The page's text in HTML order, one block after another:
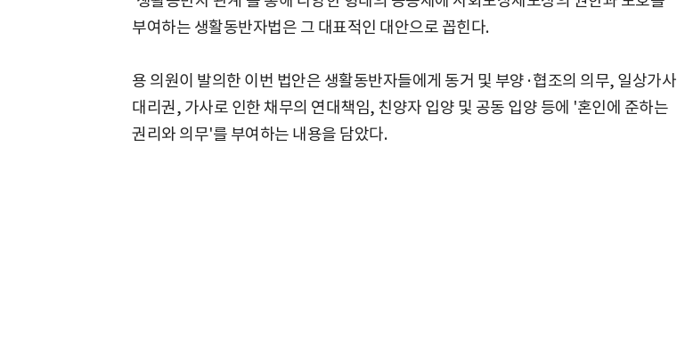
부여하는 생활동반자법은 그 대표적인 대안으로 꼽힌다.
용 의원이 발의한 이번 법안은 생활동반자들에게 동거 및 부양·협조의 의무, 일상가사
대리권, 가사로 인한 채무의 연대책임, 친양자 입양 및 공동 입양 등에 '혼인에 준하는
권리와 의무'를 부여하는 내용을 담았다.